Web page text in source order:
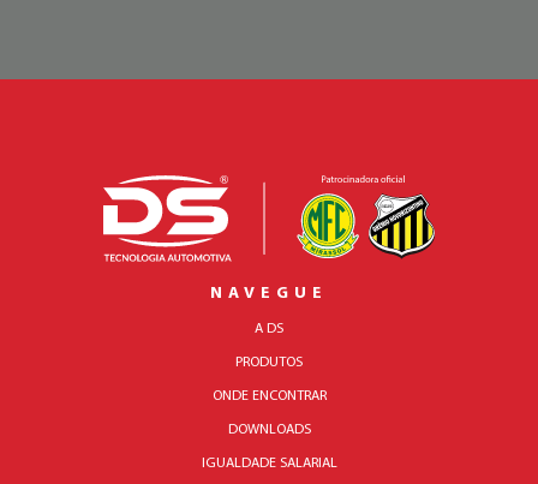
NAVEGUE
A DS
PRODUTOS
ONDE ENCONTRAR
DOWNLOADS
IGUALDADE SALARIAL